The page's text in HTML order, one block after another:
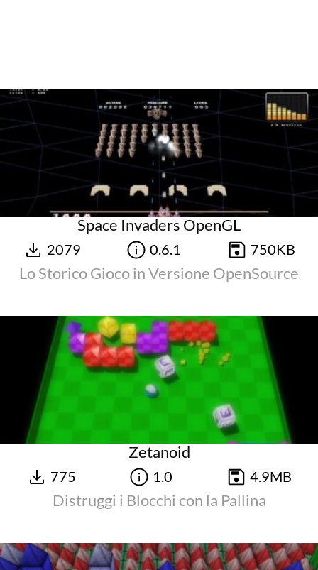
Space Invaders OpenGL
2079 0.6.1 750KB
Lo Storico Gioco in Versione OpenSource
Zetanoid
775 1.0 4.9MB
Distruggi i Blocchi con la Pallina